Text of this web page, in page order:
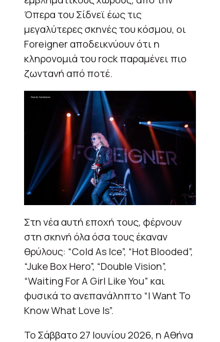
Όπερα του Σίδνεϊ έως τις
μεγαλύτερες σκηνές του κόσμου, οι
Foreigner αποδεικνύουν ότι η
κληρονομιά του rock παραμένει πιο
ζωντανή από ποτέ.
Στη νέα αυτή εποχή τους, φέρνουν
στη σκηνή όλα όσα τους έκαναν
θρύλους: “Cold As Ice”, “Hot Blooded”,
“Juke Box Hero”, “Double Vision”,
“Waiting For A Girl Like You” και
φυσικά το ανεπανάληπτο “I Want To
Know What Love Is”.
Το Σάββατο 27 Ιουνίου 2026, η Αθήνα